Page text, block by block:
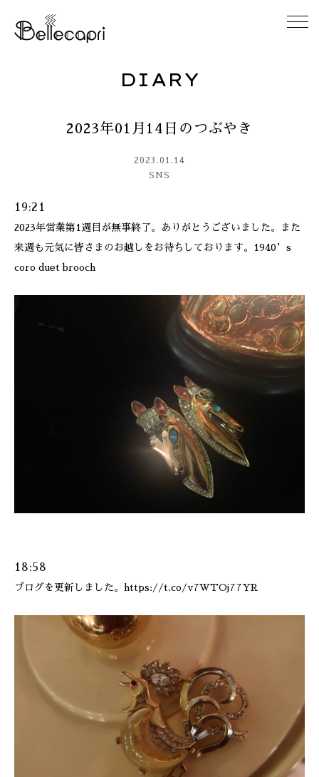
ABOUT
ACCESS
DIARY
ONLINE SHOP
DIARY
2023年01月14日のつぶやき
2023.01.14
SNS
19:21
2023年営業第1週目が無事終了。ありがとうございました。また
来週も元気に皆さまのお越しをお待ちしております。1940’s
coro duet brooch
18:58
ブログを更新しました。https://t.co/v7WTOj77YR